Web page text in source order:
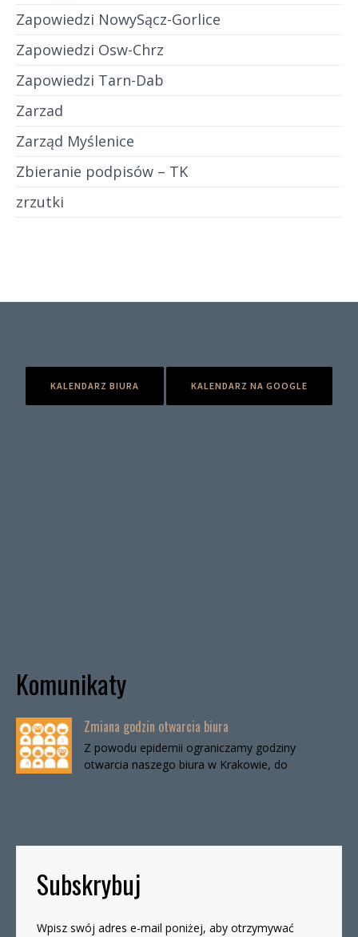
Zapowiedzi NowySącz-Gorlice
Zapowiedzi Osw-Chrz
Zapowiedzi Tarn-Dab
Zarzad
Zarząd Myślenice
Zbieranie podpisów – TK
zrzutki
KALENDARZ BIURA KALENDARZ NA GOOGLE
Komunikaty
Zmiana godzin otwarcia biura
Z powodu epidemii ograniczamy godziny
otwarcia naszego biura w Krakowie, do
Subskrybuj
Wpisz swój adres e-mail poniżej, aby otrzymywać